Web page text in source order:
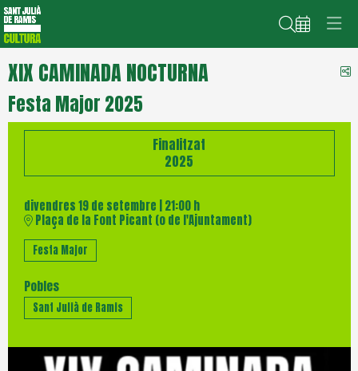
Cerca
XIX CAMINADA NOCTURNA
Festa Major 2025
Finalitzat
2025
divendres 19 de setembre 21:00 h
Plaça de la Font Picant (o de l'Ajuntament)
Festa Major
Pobles
Sant Julià de Ramis